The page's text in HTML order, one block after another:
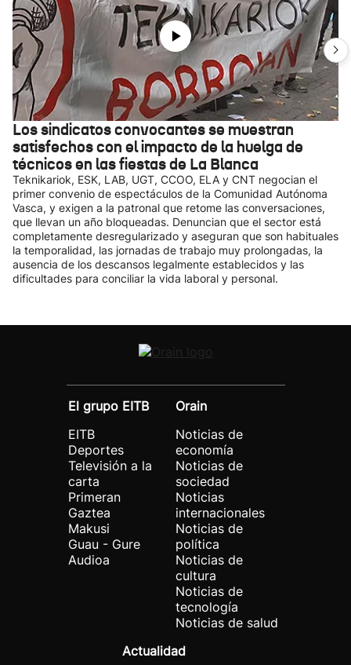
Los sindicatos convocantes se muestran
satisfechos con el impacto de la huelga de
técnicos en las fiestas de La Blanca
Teknikariok, ESK, LAB, UGT, CCOO, ELA y CNT negocian el
primer convenio de espectáculos de la Comunidad Autónoma
Vasca, y exigen a la patronal que retome las conversaciones,
que llevan un año bloqueadas. Denuncian que el sector está
completamente desregularizado y aseguran que son habituales
la temporalidad, las jornadas de trabajo muy prolongadas, la
ausencia de los descansos legalmente establecidos y las
dificultades para conciliar la vida laboral y personal.
El grupo EITB
EITB
Deportes
Televisión a la
carta
Primeran
Gaztea
Makusi
Guau - Gure
Audioa
Orain
Noticias de
economía
Noticias de
sociedad
Noticias
internacionales
Noticias de
política
Noticias de
cultura
Noticias de
tecnología
Noticias de salud
Actualidad